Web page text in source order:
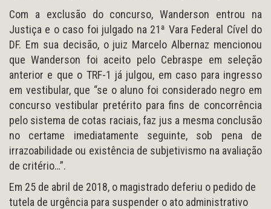
Com a exclusão do concurso, Wanderson entrou na
Justiça e o caso foi julgado na 21ª Vara Federal Cível do
DF. Em sua decisão, o juiz Marcelo Albernaz mencionou
que Wanderson foi aceito pelo Cebraspe em seleção
anterior e que o TRF-1 já julgou, em caso para ingresso
em vestibular, que “se o aluno foi considerado negro em
concurso vestibular pretérito para fins de concorrência
pelo sistema de cotas raciais, faz jus a mesma conclusão
no certame imediatamente seguinte, sob pena de
irrazoabilidade ou existência de subjetivismo na avaliação
de critério…”.
Em 25 de abril de 2018, o magistrado deferiu o pedido de
tutela de urgência para suspender o ato administrativo